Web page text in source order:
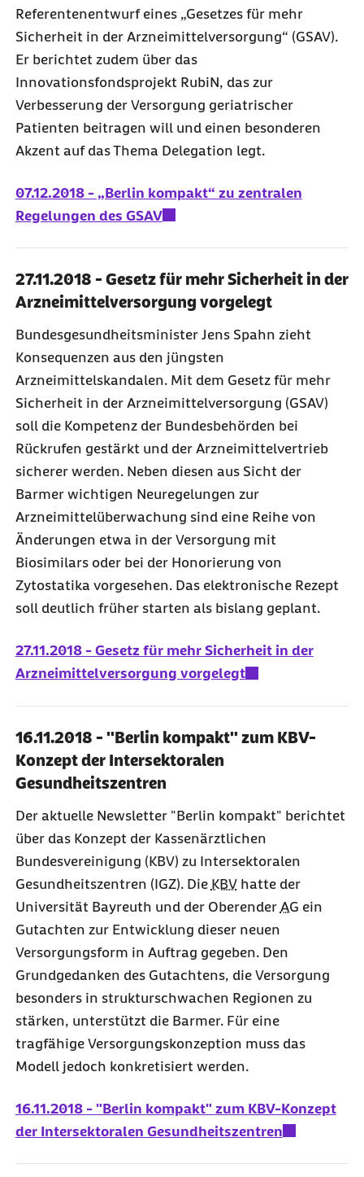
Referentenentwurf eines „Gesetzes für mehr
Sicherheit in der Arzneimittelversorgung“ (GSAV).
Er berichtet zudem über das
Innovationsfondsprojekt RubiN, das zur
Verbesserung der Versorgung geriatrischer
Patienten beitragen will und einen besonderen
Akzent auf das Thema Delegation legt.
07.12.2018 - „Berlin kompakt“ zu zentralen
Regelungen des GSAV
27.11.2018 - Gesetz für mehr Sicherheit in der
Arzneimittelversorgung vorgelegt
Bundesgesundheitsminister Jens Spahn zieht
Konsequenzen aus den jüngsten
Arzneimittelskandalen. Mit dem Gesetz für mehr
Sicherheit in der Arzneimittelversorgung (GSAV)
soll die Kompetenz der Bundesbehörden bei
Rückrufen gestärkt und der Arzneimittel­vertrieb
sicherer werden. Neben diesen aus Sicht der
Barmer wichtigen Neuregelungen zur
Arzneimittelüberwachung sind eine Reihe von
Änderungen etwa in der Versorgung mit
Biosimilars oder bei der Honorierung von
Zytostatika vorgesehen. Das elektronische Rezept
soll deutlich früher starten als bislang geplant.
27.11.2018 - Gesetz für mehr Sicherheit in der
Arzneimittelversorgung vorgelegt
16.11.2018 - "Berlin kompakt" zum KBV-
Konzept der Intersektoralen
Gesundheitszentren
Der aktuelle Newsletter "Berlin kompakt" berichtet
über das Konzept der Kassenärztlichen
Bundesvereinigung (KBV) zu Intersektoralen
Gesundheitszentren (IGZ). Die KBVhatte der
Universität Bayreuth und der Oberender AG ein
Gutachten zur Entwicklung dieser neuen
Versorgungsform in Auftrag gegeben. Den
Grundgedanken des Gutachtens, die Versorgung
besonders in strukturschwachen Regionen zu
stärken, unterstützt die Barmer. Für eine
tragfähige Versorgungskonzeption muss das
Modell jedoch konkretisiert werden.
16.11.2018 - "Berlin kompakt" zum KBV-Konzept
der Intersektoralen Gesundheitszentren